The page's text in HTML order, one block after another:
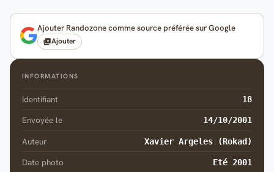
Ajouter Randozone comme source préférée sur Google
Ajouter
INFORMATIONS
Identifiant 18
Envoyée le 14/10/2001
Auteur Xavier Argeles (Rokad)
Date photo Eté 2001